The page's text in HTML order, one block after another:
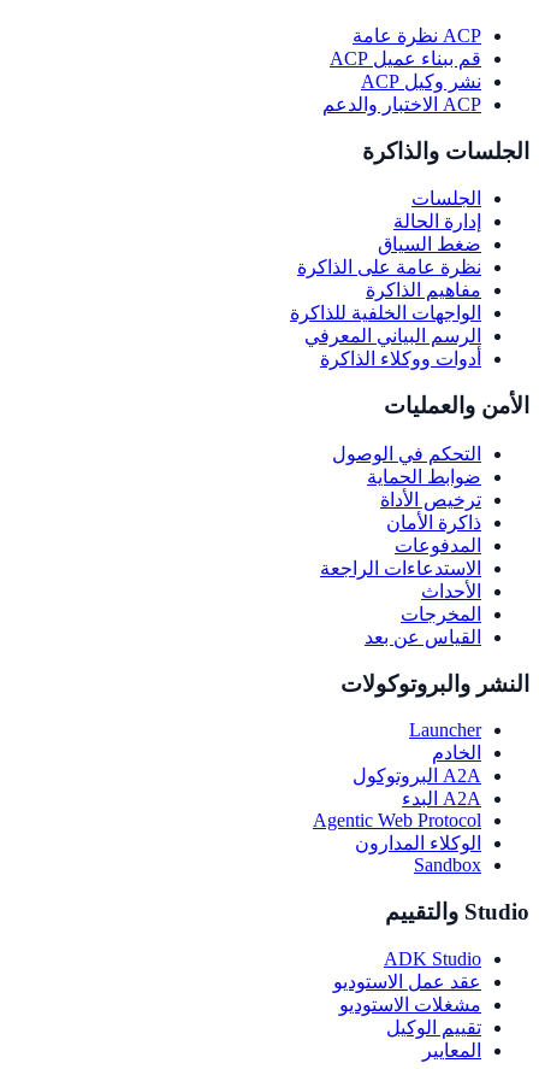
ACP نظرة عامة
قم ببناء عميل ACP
نشر وكيل ACP
ACP الاختبار والدعم
الجلسات والذاكرة
الجلسات
إدارة الحالة
ضغط السياق
نظرة عامة على الذاكرة
مفاهيم الذاكرة
الواجهات الخلفية للذاكرة
الرسم البياني المعرفي
أدوات ووكلاء الذاكرة
الأمن والعمليات
التحكم في الوصول
ضوابط الحماية
ترخيص الأداة
ذاكرة الأمان
المدفوعات
الاستدعاءات الراجعة
الأحداث
المخرجات
القياس عن بعد
النشر والبروتوكولات
Launcher
الخادم
A2A البروتوكول
A2A البدء
Agentic Web Protocol
الوكلاء المدارون
Sandbox
Studio والتقييم
ADK Studio
عقد عمل الاستوديو
مشغلات الاستوديو
تقييم الوكيل
المعايير